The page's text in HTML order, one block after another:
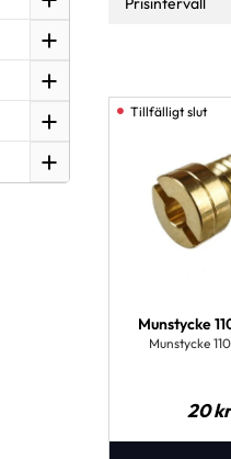
Munstycke
Munstycke
20kr